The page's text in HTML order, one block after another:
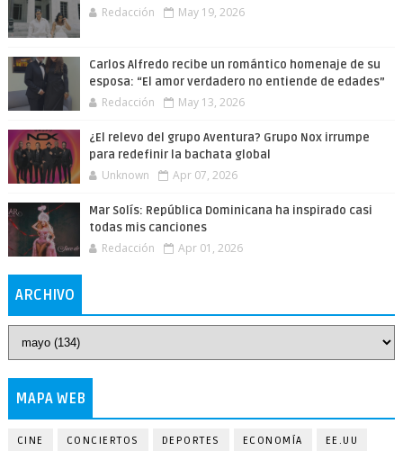
Redacción May 19, 2026
Carlos Alfredo recibe un romántico homenaje de su
esposa: “El amor verdadero no entiende de edades”
Redacción May 13, 2026
¿El relevo del grupo Aventura? Grupo Nox irrumpe
para redefinir la bachata global
Unknown Apr 07, 2026
Mar Solís: República Dominicana ha inspirado casi
todas mis canciones
Redacción Apr 01, 2026
ARCHIVO
MAPA WEB
CINE CONCIERTOS DEPORTES ECONOMÍA EE.UU